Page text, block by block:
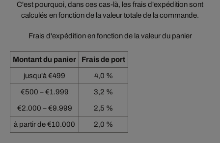
C'est pourquoi, dans ces cas-là, les frais d'expédition sont
calculés en fonction de la valeur totale de la commande.
Frais d'expédition en fonction de la valeur du panier
Montant du panier Frais de port
jusqu'à €499 4,0 %
€500 – €1.999 3,2 %
€2.000 – €9.999 2,5 %
à partir de €10.000 2,0 %